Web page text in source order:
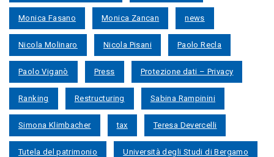
Monica Fasano Monica Zancan news
Nicola Molinaro Nicola Pisani Paolo Recla
Paolo Viganò Press Protezione dati – Privacy
Ranking Restructuring Sabina Rampinini
Simona Klimbacher tax Teresa Devercelli
Tutela del patrimonio Università degli Studi di Bergamo